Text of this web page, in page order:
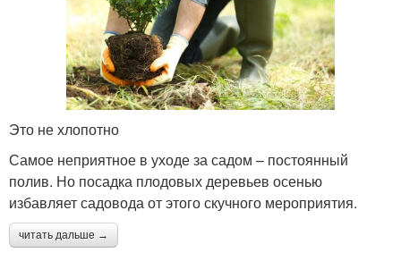
Это не хлопотно
Самое неприятное в уходе за садом – постоянный
полив. Но посадка плодовых деревьев осенью
избавляет садовода от этого скучного мероприятия.
читать дальше →